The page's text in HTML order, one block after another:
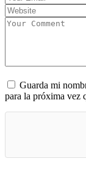
Guarda mi
para la próxima vez